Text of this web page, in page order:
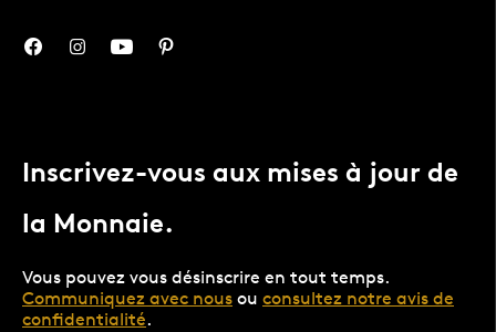
Inscrivez-vous aux mises à jour de
la Monnaie.
Vous pouvez vous désinscrire en tout temps.
Communiquez avec nous ou consultez notre avis de
confidentialité.